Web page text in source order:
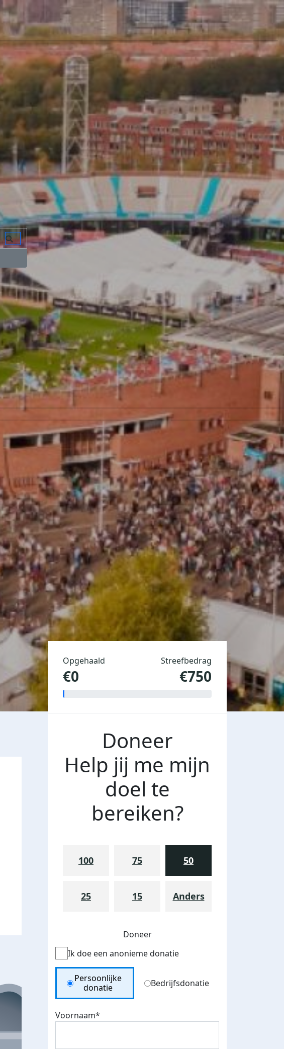
Opgehaald
€0
Streefbedrag
€750
Doneer
Help jij me mijn
doel te
bereiken?
100 75 50
25 15 Anders
Doneer
Ik doe een anonieme donatie
Donation Type
Persoonlijke
donatie
Bedrijfsdonatie
Voornaam*